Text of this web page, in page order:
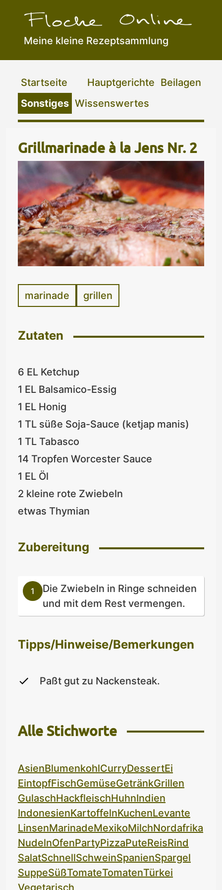
Flocke Online
Meine kleine Rezeptsammlung
Startseite Hauptgerichte Beilagen
Sonstiges Wissenswertes
Grillmarinade à la Jens Nr. 2
marinade grillen
Zutaten
6 EL Ketchup
1 EL Balsamico-Essig
1 EL Honig
1 TL süße Soja-Sauce (ketjap manis)
1 TL Tabasco
14 Tropfen Worcester Sauce
1 EL Öl
2 kleine rote Zwiebeln
etwas Thymian
Zubereitung
Die Zwiebeln in Ringe schneiden
und mit dem Rest vermengen.
Tipps/Hinweise/Bemerkungen
Paßt gut zu Nackensteak.
Alle Stichworte
AsienBlumenkohlCurryDessertEi
EintopfFischGemüseGetränkGrillen
GulaschHackfleischHuhnIndien
IndonesienKartoffelnKuchenLevante
LinsenMarinadeMexikoMilchNordafrika
NudelnOfenPartyPizzaPuteReisRind
SalatSchnellSchweinSpanienSpargel
SuppeSüßTomateTomatenTürkei
Vegetarisch